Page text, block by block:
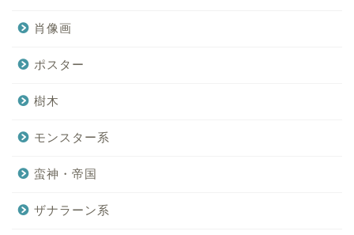
肖像画
ポスター
樹木
モンスター系
蛮神・帝国
ザナラーン系